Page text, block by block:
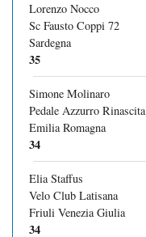
Lorenzo Nocco
Sc Fausto Coppi 72
Sardegna
35
Simone Molinaro
Pedale Azzurro Rinascita
Emilia Romagna
34
Elia Staffus
Velo Club Latisana
Friuli Venezia Giulia
34